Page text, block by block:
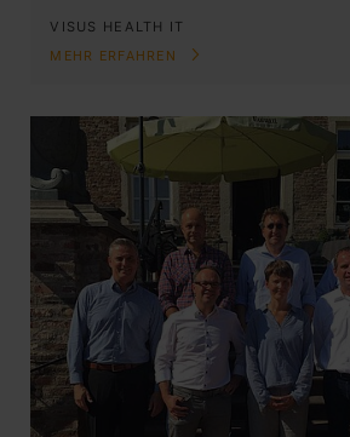
VISUS HEALTH IT
MEHR ERFAHREN